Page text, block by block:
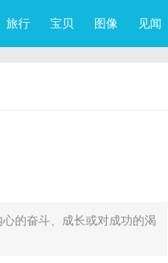
旅行 宝贝 图像 见闻
的奋斗、成长或对成功的渴